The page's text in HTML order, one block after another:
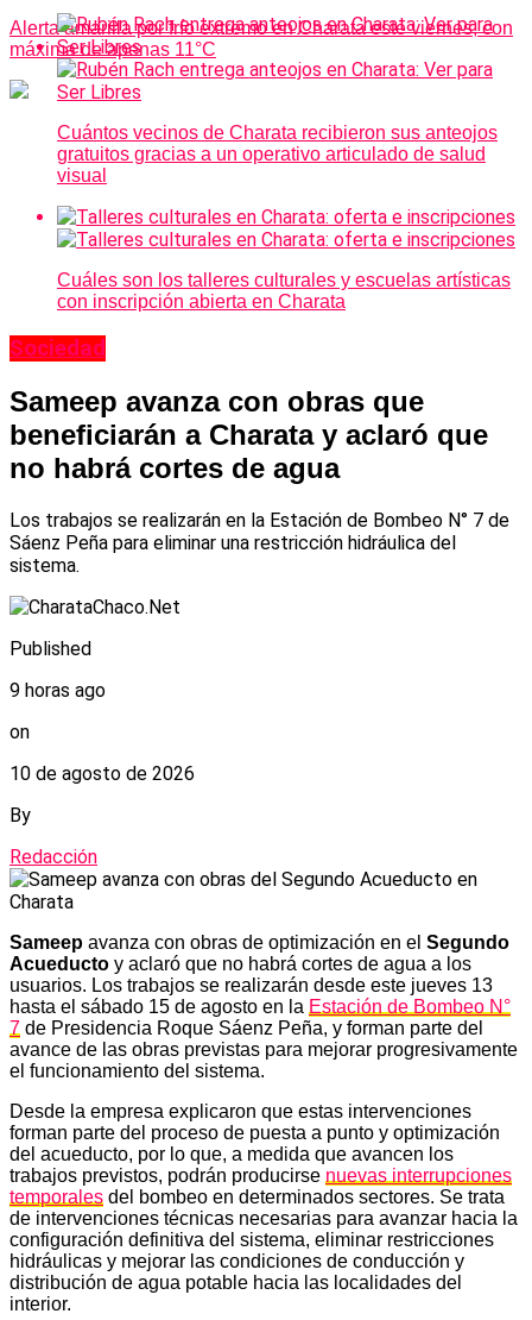
Alerta amarilla por frío extremo en Charata este viernes, con
máxima de apenas 11°C
Cuántos vecinos de Charata recibieron sus anteojos
gratuitos gracias a un operativo articulado de salud
visual
Cuáles son los talleres culturales y escuelas artísticas
con inscripción abierta en Charata
Sociedad
Sameep avanza con obras que
beneficiarán a Charata y aclaró que
no habrá cortes de agua
Los trabajos se realizarán en la Estación de Bombeo N° 7 de
Sáenz Peña para eliminar una restricción hidráulica del
sistema.
Published
9 horas ago
on
10 de agosto de 2026
By
Redacción
Sameep avanza con obras de optimización en el Segundo
Acueducto y aclaró que no habrá cortes de agua a los
usuarios. Los trabajos se realizarán desde este jueves 13
hasta el sábado 15 de agosto en la Estación de Bombeo N°
7 de Presidencia Roque Sáenz Peña, y forman parte del
avance de las obras previstas para mejorar progresivamente
el funcionamiento del sistema.
Desde la empresa explicaron que estas intervenciones
forman parte del proceso de puesta a punto y optimización
del acueducto, por lo que, a medida que avancen los
trabajos previstos, podrán producirse nuevas interrupciones
temporales del bombeo en determinados sectores. Se trata
de intervenciones técnicas necesarias para avanzar hacia la
configuración definitiva del sistema, eliminar restricciones
hidráulicas y mejorar las condiciones de conducción y
distribución de agua potable hacia las localidades del
interior.